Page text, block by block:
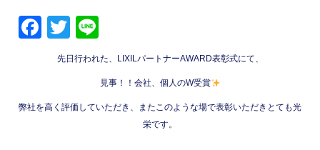
F
e
b
T
wi
er
n
e
先日行われた、LIXILパートナーAWARD表彰式にて、
見事！！会社、個人のW受賞
弊社を高く評価していただき、またこのような場で表彰いただきとても光
栄です。